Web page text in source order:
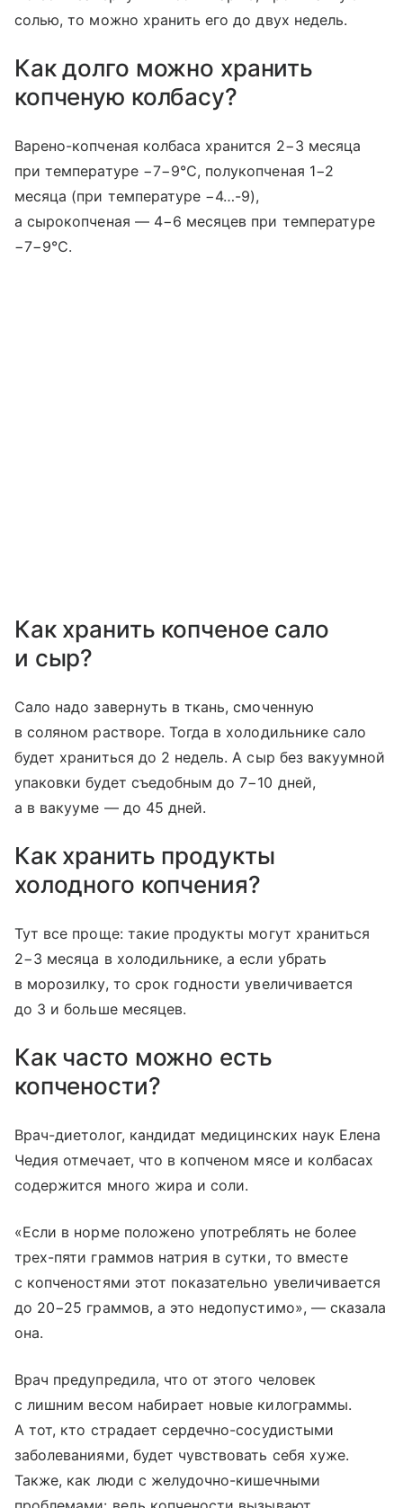
солью, то можно хранить его до двух недель.
Как долго можно хранить
копченую колбасу?
Варено-копченая колбаса хранится 2−3 месяца
при температуре −7−9℃, полукопченая 1−2
месяца (при температуре −4…-9),
а сырокопченая — 4−6 месяцев при температуре
−7−9℃.
Как хранить копченое сало
и сыр?
Сало надо завернуть в ткань, смоченную
в соляном растворе. Тогда в холодильнике сало
будет храниться до 2 недель. А сыр без вакуумной
упаковки будет съедобным до 7−10 дней,
а в вакууме — до 45 дней.
Как хранить продукты
холодного копчения?
Тут все проще: такие продукты могут храниться
2−3 месяца в холодильнике, а если убрать
в морозилку, то срок годности увеличивается
до 3 и больше месяцев.
Как часто можно есть
копчености?
Врач-диетолог, кандидат медицинских наук Елена
Чедия отмечает, что в копченом мясе и колбасах
содержится много жира и соли.
«Если в норме положено употреблять не более
трех-пяти граммов натрия в сутки, то вместе
с копченостями этот показательно увеличивается
до 20−25 граммов, а это недопустимо», — сказала
она.
Врач предупредила, что от этого человек
с лишним весом набирает новые килограммы.
А тот, кто страдает сердечно-сосудистыми
заболеваниями, будет чувствовать себя хуже.
Также, как люди с желудочно-кишечными